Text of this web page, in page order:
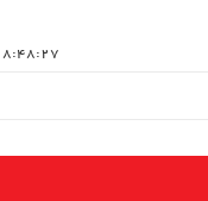
8:48:27